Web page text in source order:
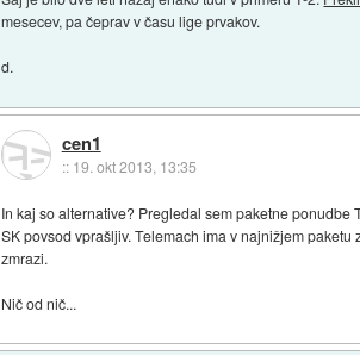
mesecev, pa čeprav v času lige prvakov.
d.
cen1
:: 19. okt 2013, 13:35
In kaj so alternative? Pregledal sem paketne
SK povsod vprašljiv. Telemach ima v najnižjem
zmrazi.
Nič od nič...